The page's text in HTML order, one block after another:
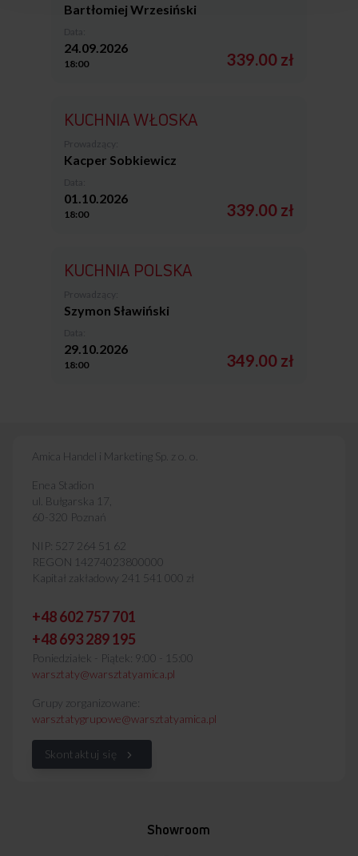
Bartłomiej Wrzesiński
24.09.2026
18:00 339.00 zł
KUCHNIA WŁOSKA
Kacper Sobkiewicz
01.10.2026
18:00 339.00 zł
KUCHNIA POLSKA
Szymon Sławiński
29.10.2026
18:00 349.00 zł
Amica Handel i Marketing Sp. z o. o.
Enea Stadion
ul. Bułgarska 17,
60-320 Poznań
NIP: 527 264 51 62
REGON 14274023800000
Kapitał zakładowy 241 541 000 zł
+48 602 757 701
+48 693 289 195
Poniedziałek - Piątek: 9:00 - 15:00
warsztaty@warsztatyamica.pl
Grupy zorganizowane:
warsztatygrupowe@warsztatyamica.pl
Skontaktuj się
Showroom